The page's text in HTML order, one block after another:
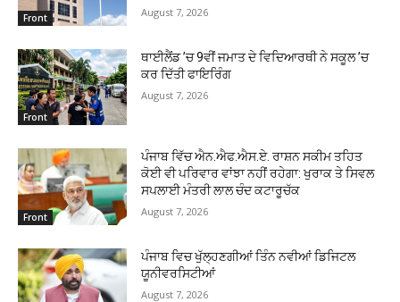
Front August 7, 2026
Front
ਥਾਈਲੈਂਡ ’ਚ 9ਵੀਂ ਜਮਾਤ ਦੇ ਵਿਦਿਆਰਥੀ ਨੇ ਸਕੂਲ ’ਚ
ਕਰ ਦਿੱਤੀ ਫਾਇਰਿੰਗ
August 7, 2026
Front
ਪੰਜਾਬ ਵਿੱਚ ਐਨ.ਐਫ.ਐਸ.ਏ. ਰਾਸ਼ਨ ਸਕੀਮ ਤਹਿਤ
ਕੋਈ ਵੀ ਪਰਿਵਾਰ ਵਾਂਝਾ ਨਹੀਂ ਰਹੇਗਾ: ਖੁਰਾਕ ਤੇ ਸਿਵਲ
ਸਪਲਾਈ ਮੰਤਰੀ ਲਾਲ ਚੰਦ ਕਟਾਰੂਚੱਕ
August 7, 2026
ਪੰਜਾਬ ਵਿਚ ਖੁੱਲ੍ਹਣਗੀਆਂ ਤਿੰਨ ਨਵੀਆਂ ਡਿਜਿਟਲ
ਯੂਨੀਵਰਸਿਟੀਆਂ
August 7, 2026